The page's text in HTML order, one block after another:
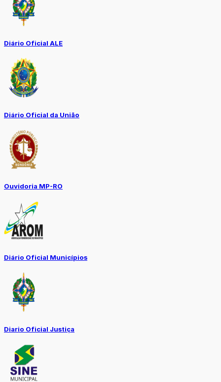
Diário Oficial ALE
Diário Oficial da União
Ouvidoria MP-RO
Diário Oficial Municípios
Diario Oficial Justiça